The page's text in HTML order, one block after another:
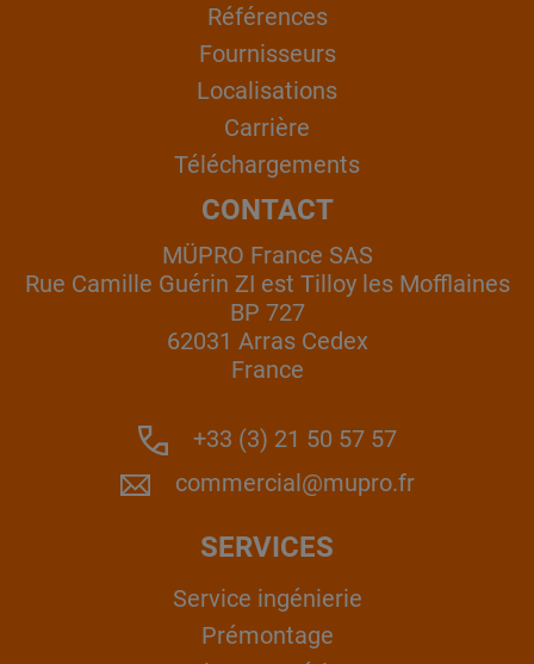
Références
Fournisseurs
Localisations
Carrière
Téléchargements
CONTACT
MÜPRO France SAS
Rue Camille Guérin ZI est Tilloy les Mofflaines
BP 727
62031 Arras Cedex
France
+33 (3) 21 50 57 57
commercial@mupro.fr
SERVICES
Service ingénierie
Prémontage